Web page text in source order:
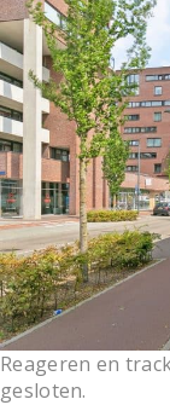
Reageren en
gesloten.